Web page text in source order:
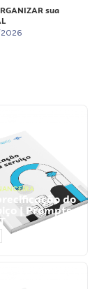
sua
do
| Prompts